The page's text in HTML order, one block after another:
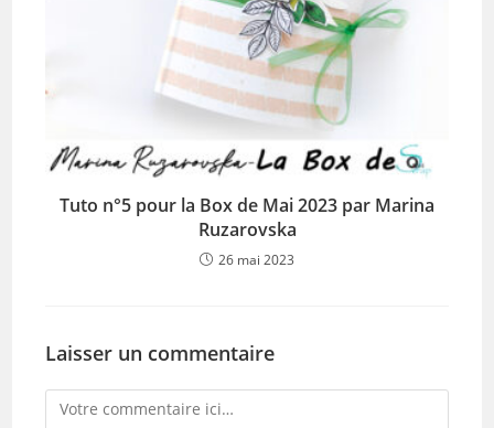
Tuto n°5 pour la Box de Mai 2023 par Marina
Ruzarovska
26 mai 2023
Laisser un commentaire
Comment